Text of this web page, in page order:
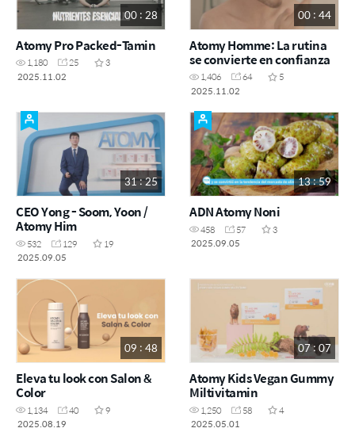
00 : 28
Atomy Pro Packed-Tamin
1,180 25
3
2025.11.02
00 : 44
Atomy Homme: La rutina
se convierte en confianza
1,406 64
5
2025.11.02
31 : 25
CEO Yong - Soom, Yoon /
Atomy Him
532 129
19
2025.09.05
13 : 59
ADN Atomy Noni
458 57
3
2025.09.05
09 : 48
Eleva tu look con Salon &
Color
1,134 40
9
2025.08.19
07 : 07
Atomy Kids Vegan Gummy
Miltivitamin
1,250 58
4
2025.05.01